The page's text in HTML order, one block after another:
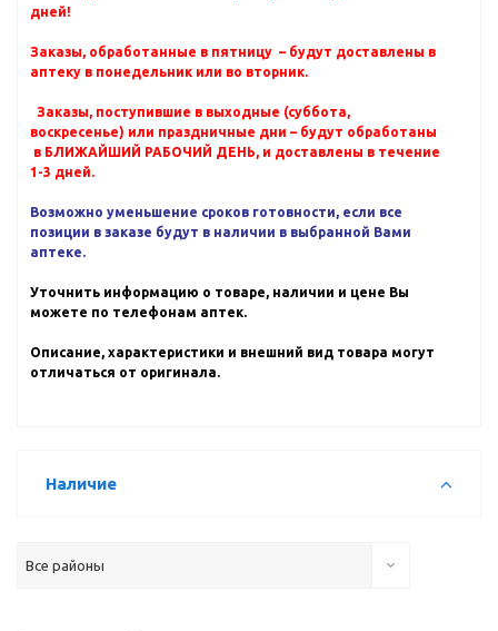
дней!
Заказы, обработанные в пятницу – будут доставлены в
аптеку в понедельник или во вторник.
Заказы, поступившие в выходные (суббота,
воскресенье) или праздничные дни – будут обработаны
в БЛИЖАЙШИЙ РАБОЧИЙ ДЕНЬ, и доставлены в течение
1-3 дней.
Возможно уменьшение сроков готовности, если все
позиции в заказе будут в наличии в выбранной Вами
аптеке.
Уточнить информацию о товаре, наличии и цене Вы
можете по телефонам аптек.
Описание, характеристики и внешний вид товара могут
отличаться от оригинала.
Наличие
Все районы